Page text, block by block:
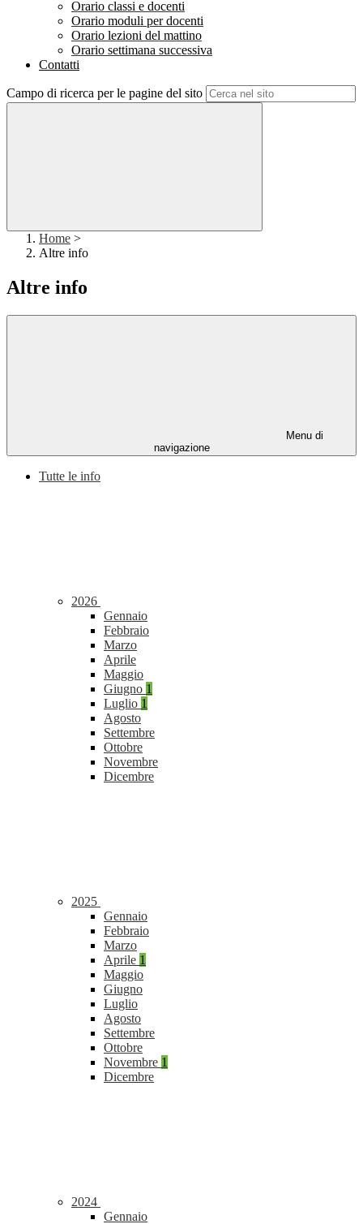
Orario classi e docenti
Orario moduli per docenti
Orario lezioni del mattino
Orario settimana successiva
Contatti
Campo di ricerca per le pagine del sito
Home >
Altre info
Altre info
Menu di
navigazione
Tutte le info
2026
Gennaio
Febbraio
Marzo
Aprile
Maggio
Giugno 1
Luglio 1
Agosto
Settembre
Ottobre
Novembre
Dicembre
2025
Gennaio
Febbraio
Marzo
Aprile 1
Maggio
Giugno
Luglio
Agosto
Settembre
Ottobre
Novembre 1
Dicembre
2024
Gennaio